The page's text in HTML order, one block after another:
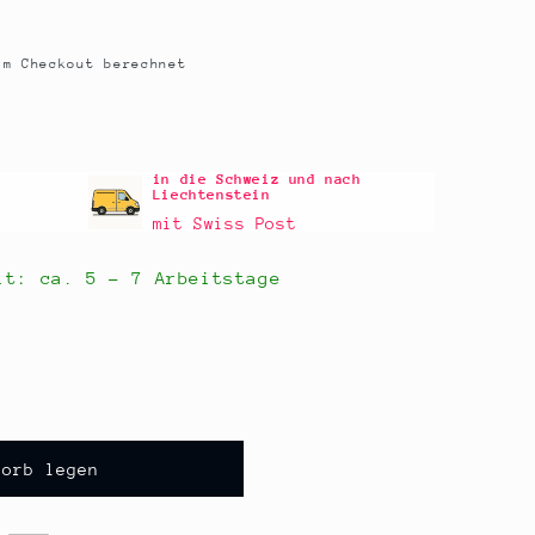
Checkout berechnet
in die Schweiz und nach
Liechtenstein
mit Swiss Post
ca. 5 - 7 Arbeitstage
legen